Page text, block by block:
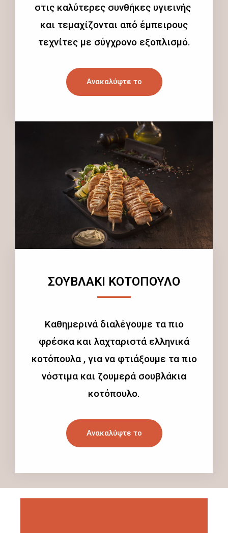
στις καλύτερες συνθήκες υγιεινής
και τεμαχίζονται από έμπειρους
τεχνίτες με σύγχρονο εξοπλισμό.
Ανακαλύψτε το
ΣΟΥΒΛΑΚΙ ΚΟΤΟΠΟΥΛΟ
Καθημερινά διαλέγουμε τα πιο
φρέσκα και λαχταριστά ελληνικά
κοτόπουλα , για να φτιάξουμε τα πιο
νόστιμα και ζουμερά σουβλάκια
κοτόπουλο.
Ανακαλύψτε το